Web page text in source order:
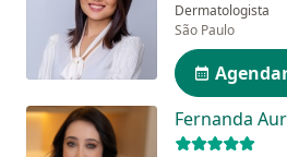
Dermatologista
São Paulo
Fernanda